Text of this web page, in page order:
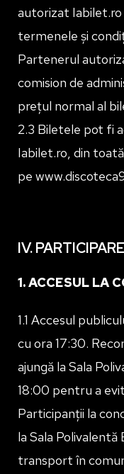
autorizat
termenele și
Partenerul
comision de
prețul normal al
2.3 Biletele pot fi
Iabilet.ro, din
pe
IV.
1. ACCESUL LA
1.1 Accesul
cu ora 17:30.
ajungă la Sala
18:00 pentru a
Participanții la
la Sala Polivalentă
transport în